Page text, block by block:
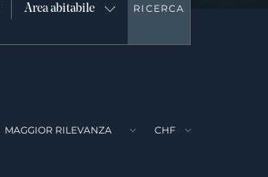
Area abitabile RICERCA